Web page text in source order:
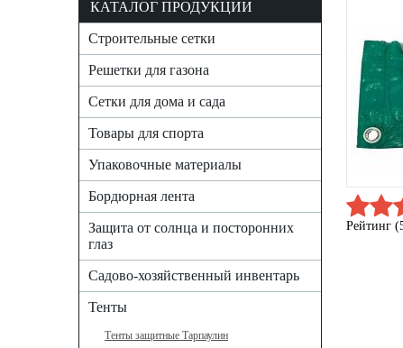
КАТАЛОГ ПРОДУКЦИИ
Строительные сетки
Решетки для газона
Сетки для дома и сада
Товары для спорта
Упаковочные материалы
Бордюрная лента
Защита от солнца и посторонних
глаз
Садово-хозяйственный инвентарь
Тенты
Тенты защитные Тарпаулин
Рейтинг (